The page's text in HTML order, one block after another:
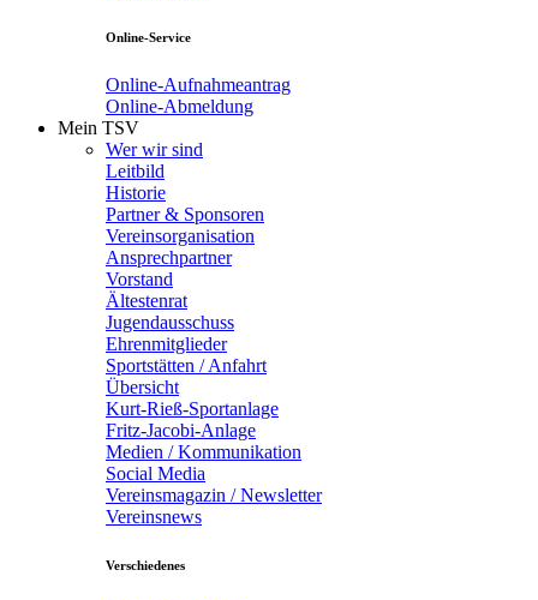
Online-Service
Online-Aufnahmeantrag
Online-Abmeldung
Mein TSV
Wer wir sind
Leitbild
Historie
Partner & Sponsoren
Vereinsorganisation
Ansprechpartner
Vorstand
Ältestenrat
Jugendausschuss
Ehrenmitglieder
Sportstätten / Anfahrt
Übersicht
Kurt-Rieß-Sportanlage
Fritz-Jacobi-Anlage
Medien / Kommunikation
Social Media
Vereinsmagazin / Newsletter
Vereinsnews
Verschiedenes